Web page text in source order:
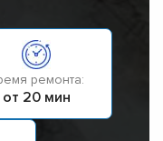
ремонта:
от 20 мин